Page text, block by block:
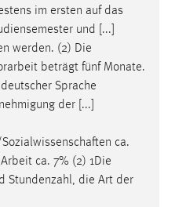
haben die
§ 9Bachelorarbeit
im ersten auf das
und [...]
werden. (2) Die
Sprache
der [...]
ca.